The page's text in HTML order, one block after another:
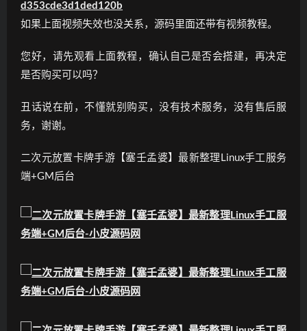
d353cde3d1ded120b
如果上面视频失效也没关系，源码里面还带有视频教程。
您好，请先观看上面教程，确认自己是否会搭建，再决定
是否购买可以吗？
丑话说在前，不懂就别购买，没有技术服务，没有售后服
务，谢谢。
二次元放置卡牌手游【塞壬孟婆】最新整理Linux手工服务
端+GM后台